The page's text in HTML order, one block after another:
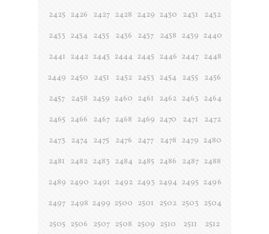
2425 2426 2427 2428 2429 2430 2431
2432
2433 2434 2435 2436 2437 2438 2439 2440
2441 2442 2443 2444 2445 2446 2447 2448
2449 2450 2451 2452 2453 2454 2455
2456
2457
2458 2459 2460 2461 2462 2463 2464
2465 2466 2467 2468 2469 2470 2471
2472
2473
2474 2475 2476 2477 2478 2479 2480
2481
2482 2483 2484 2485 2486 2487 2488
2489 2490 2491 2492 2493 2494 2495 2496
2497 2498 2499 2500 2501 2502 2503 2504
2505 2506 2507 2508 2509 2510 2511
2512